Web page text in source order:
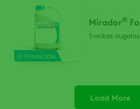
FUNGICIDAI
Mirador®
Sveikas
Load More